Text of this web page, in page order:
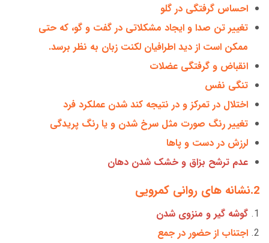
احساس گرفتگی در گلو
تغییر تن صدا و ایجاد مشکلاتی در گفت و گو، که حتی
ممکن است از دید اطرافیان لکنت زبان به نظر برسد.
انقباض و گرفتگی عضلات
تنگی نفس
اختلال در تمرکز و در نتیجه کند شدن عملکرد فرد
تغییر رنگ صورت مثل سرخ شدن و یا رنگ پریدگی
لرزش در دست و پاها
عدم ترشح بزاق و خشک شدن دهان
2.نشانه های روانی کمرویی
گوشه گیر و منزوی شدن
اجتناب از حضور در جمع